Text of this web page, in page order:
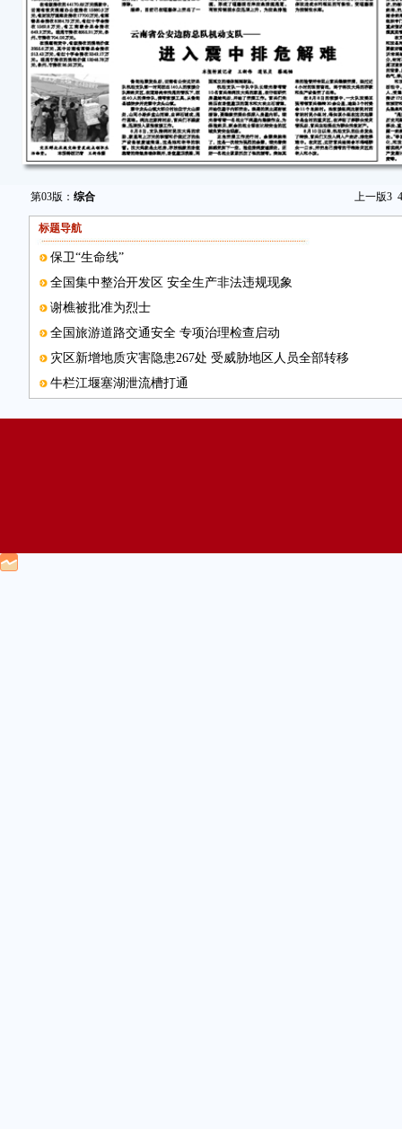
第03版： 综合 上一版3 4
标题导航
保卫“生命线”
全国集中整治开发区 安全生产非法违规现象
谢樵被批准为烈士
全国旅游道路交通安全 专项治理检查启动
灾区新增地质灾害隐患267处 受威胁地区人员全部转移
牛栏江堰塞湖泄流槽打通